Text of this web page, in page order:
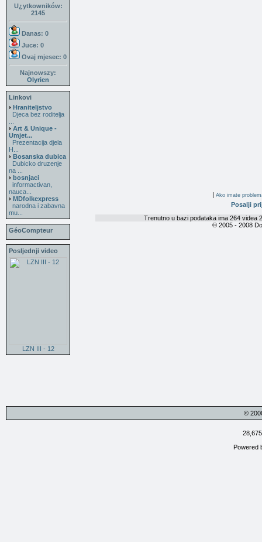
U¿ytkowników:
2145
Danas: 0
Juce: 0
Ovaj mjesec: 0
Najnowszy:
Olyrien
Linkovi
Hraniteljstvo
Djeca bez roditelja
Art & Unique -
Umjet...
Prezentacija djela
H...
Bosanska dubica
Dubicko druzenje
na ...
bosnjaci
informactivan,
nauca...
MDfolkexpress
narodna i zabavna
mu...
GéoCompteur
Posljednji video
LZN III - 12
| Ako imate
Posalji
Trenutno u bazi podataka ima 264 videa
© 2005 - 2008
©
Powered